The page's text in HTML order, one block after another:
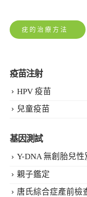
疣的治療方法
疫苗注射
HPV 疫苗
兒童疫苗
基因測試
Y-DNA 無創胎兒性
親子鑑定
唐氏綜合症產前檢